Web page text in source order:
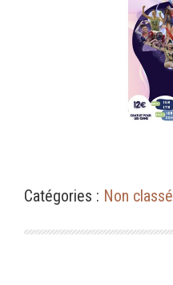
Catégories : Non classé